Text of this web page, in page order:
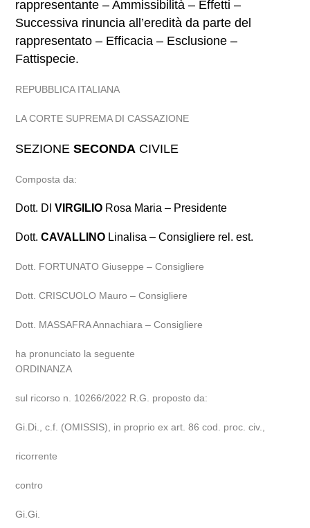
rappresentante – Ammissibilità – Effetti –
Successiva rinuncia all’eredità da parte del
rappresentato – Efficacia – Esclusione –
Fattispecie.
REPUBBLICA ITALIANA
LA CORTE SUPREMA DI CASSAZIONE
SEZIONESECONDA CIVILE
Composta da:
Dott. DIVIRGILIO Rosa Maria – Presidente
Dott.CAVALLINO Linalisa – Consigliere rel. est.
Dott. FORTUNATO Giuseppe – Consigliere
Dott. CRISCUOLO Mauro – Consigliere
Dott. MASSAFRA Annachiara – Consigliere
ha pronunciato la seguente
ORDINANZA
sul ricorso n. 10266/2022 R.G. proposto da:
Gi.Di., c.f. (OMISSIS), in proprio ex art. 86 cod. proc. civ.,
ricorrente
contro
Gi.Gi.